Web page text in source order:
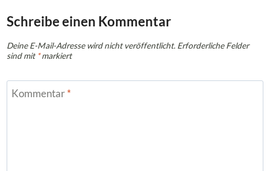
Schreibe einen Kommentar
Deine E-Mail-Adresse wird nicht veröffentlicht. Erforderliche Felder
sind mit*markiert
Kommentar*